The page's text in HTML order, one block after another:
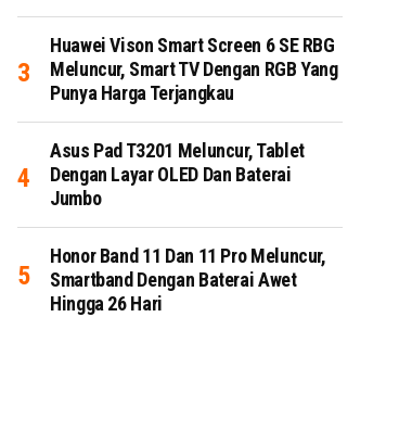
Huawei Vison Smart Screen 6 SE RBG
Meluncur, Smart TV Dengan RGB Yang
Punya Harga Terjangkau
Asus Pad T3201 Meluncur, Tablet
Dengan Layar OLED Dan Baterai
Jumbo
Honor Band 11 Dan 11 Pro Meluncur,
Smartband Dengan Baterai Awet
Hingga 26 Hari